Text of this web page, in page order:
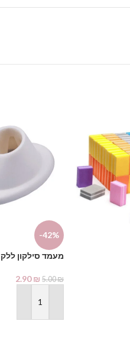
-42%
מעמד סילקון ללק
5.00₪
2.90₪
הוספה לסל